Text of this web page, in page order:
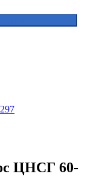
ЦНСГ 60-